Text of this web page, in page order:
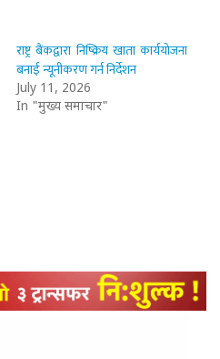
राष्ट्र बैंकद्वारा निष्क्रिय खाता कार्ययोजना
बनाई न्यूनीकरण गर्न निर्देशन
July 11, 2026
In "मुख्य समाचार"